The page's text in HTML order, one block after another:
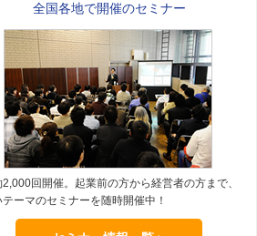
全国各地で開催のセミナー
回開催。起業前の方から経営者の方まで、
ーマのセミナーを随時開催中！